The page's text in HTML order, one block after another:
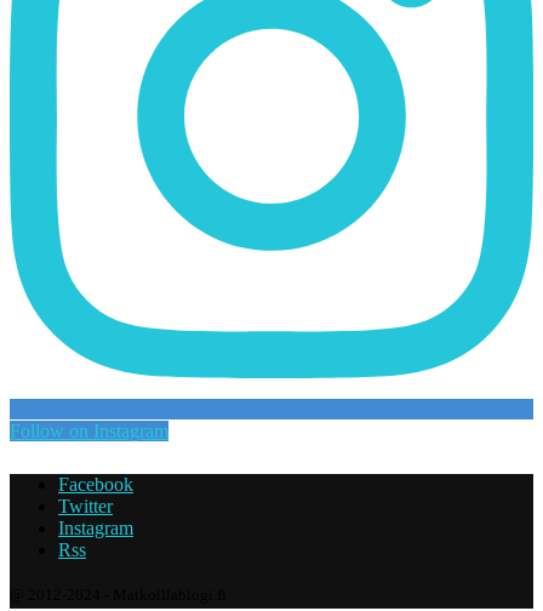
Follow on Instagram
Facebook
Twitter
Instagram
Rss